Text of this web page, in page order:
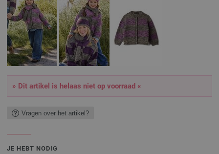
» Dit artikel is helaas niet op voorraad «
Vragen over het artikel?
JE HEBT NODIG